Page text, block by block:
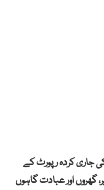
جاری کردہ رپورٹ کے
گھروں اور عبادت گاہوں